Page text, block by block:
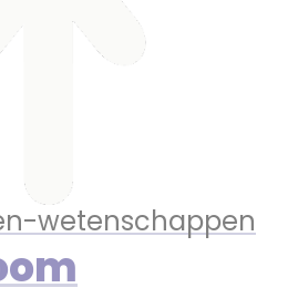
wetenschappen